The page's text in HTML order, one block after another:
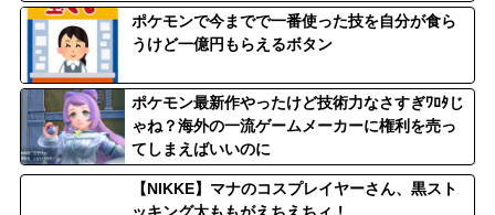
ポケモンで今までで一番使った技を自分が食ら
うけど一億円もらえるボタン
ポケモン最新作やったけど技術力なさすぎﾜﾛﾀじ
ゃね？海外の一流ゲームメーカーに権利を売っ
てしまえばいいのに
【NIKKE】マナのコスプレイヤーさん、黒スト